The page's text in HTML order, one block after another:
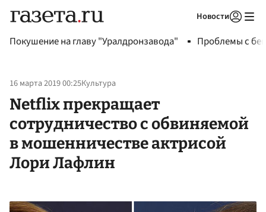
Новости
Покушение на главу "Уралдронзавода" Проблемы с
16 марта 2019 00:25Культура
Netflix прекращает
сотрудничество с обвиняемой
в мошенничестве актрисой
Лори Лафлин